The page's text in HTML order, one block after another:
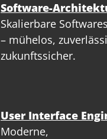
Software-
Skalierbare
– mühelos,
zukunftssicher.
User Interface
Moderne,